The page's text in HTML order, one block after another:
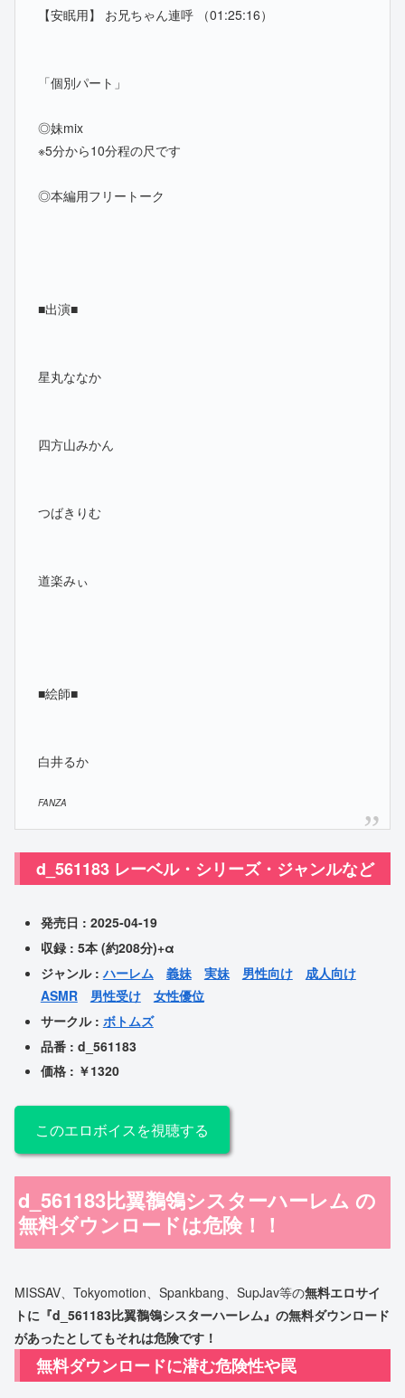
【安眠用】 お兄ちゃん連呼 （01:25:16）
「個別パート」
◎妹mix
※5分から10分程の尺です
◎本編用フリートーク
■出演■
星丸ななか
四方山みかん
つばきりむ
道楽みぃ
■絵師■
白井るか
FANZA
d_561183 レーベル・シリーズ・ジャンルなど
発売日 : 2025-04-19
収録 : 5本 (約208分)+α
ジャンル :ハーレム 義妹 実妹 男性向け
成人向け
ASMR
男性受け
女性優位
サークル : ボトムズ
品番 : d_561183
価格 : ￥1320
このエロボイスを視聴する
d_561183比翼鶺鴒シスターハーレム の
無料ダウンロードは危険！！
MISSAV、Tokyomotion、Spankbang、SupJav等の無料エロサイ
トに『d_561183比翼鶺鴒シスターハーレム』の無料ダウンロード
があったとしてもそれは危険です！
無料ダウンロードに潜む危険性や罠